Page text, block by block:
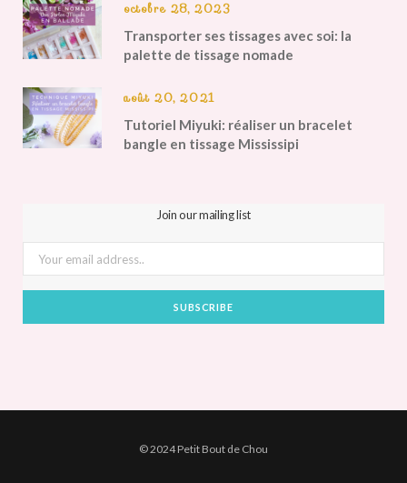
octobre 28, 2023
Transporter ses tissages avec soi: la
palette de tissage nomade
août 20, 2021
Tutoriel Miyuki: réaliser un bracelet
bangle en tissage Mississipi
Join our mailing list
© 2024 Petit Bout de Chou